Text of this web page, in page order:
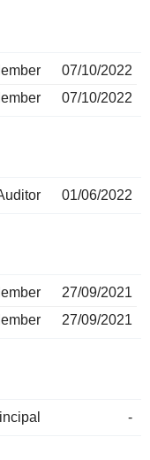
07/10/2022
07/10/2022
01/06/2022
27/09/2021
27/09/2021
-